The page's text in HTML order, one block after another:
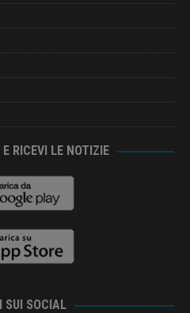
RICEVI LE NOTIZIE
SUI SOCIAL